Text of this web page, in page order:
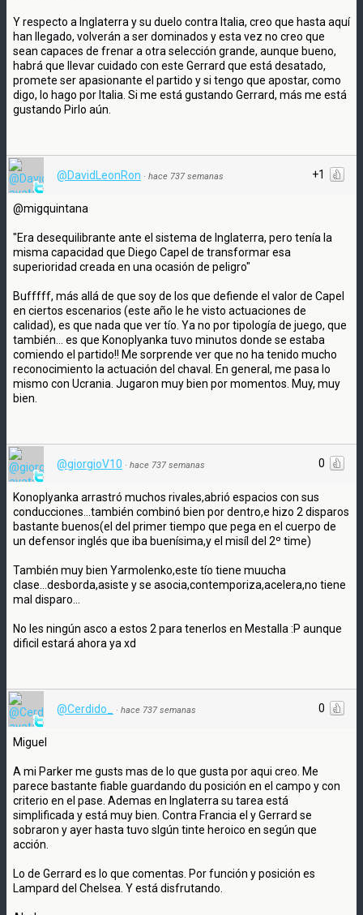
Y respecto a Inglaterra y su duelo contra Italia, creo que hasta aquí
han llegado, volverán a ser dominados y esta vez no creo que
sean capaces de frenar a otra selección grande, aunque bueno,
habrá que llevar cuidado con este Gerrard que está desatado,
promete ser apasionante el partido y si tengo que apostar, como
digo, lo hago por Italia. Si me está gustando Gerrard, más me está
gustando Pirlo aún.
+1
@DavidLeonRon · hace 737 semanas
@migquintana
"Era desequilibrante ante el sistema de Inglaterra, pero tenía la
misma capacidad que Diego Capel de transformar esa
superioridad creada en una ocasión de peligro"
Bufffff, más allá de que soy de los que defiende el valor de Capel
en ciertos escenarios (este año le he visto actuaciones de
calidad), es que nada que ver tío. Ya no por tipología de juego, que
también... es que Konoplyanka tuvo minutos donde se estaba
comiendo el partido!! Me sorprende ver que no ha tenido mucho
reconocimiento la actuación del chaval. En general, me pasa lo
mismo con Ucrania. Jugaron muy bien por momentos. Muy, muy
bien.
0
@giorgioV10 · hace 737 semanas
Konoplyanka arrastró muchos rivales,abrió espacios con sus
conducciones...también combinó bien por dentro,e hizo 2 disparos
bastante buenos(el del primer tiempo que pega en el cuerpo de
un defensor inglés que iba buenísima,y el misíl del 2º time)
También muy bien Yarmolenko,este tío tiene muucha
clase...desborda,asiste y se asocia,contemporiza,acelera,no tiene
mal disparo...
No les ningún asco a estos 2 para tenerlos en Mestalla :P aunque
dificil estará ahora ya xd
0
@Cerdido_ · hace 737 semanas
Miguel
A mi Parker me gusts mas de lo que gusta por aqui creo. Me
parece bastante fiable guardando du posición en el campo y con
criterio en el pase. Ademas en Inglaterra su tarea está
simplificada y está muy bien. Contra Francia el y Gerrard se
sobraron y ayer hasta tuvo slgún tinte heroico en según que
acción.
Lo de Gerrard es lo que comentas. Por función y posición es
Lampard del Chelsea. Y está disfrutando.